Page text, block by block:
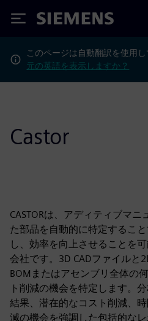
Siemens
このページは自動翻訳を使用し
元の英語を表示しますか？
Castor
CASTORは、アディティブマ
た部品を自動的に特定するこ
し、効率を向上させることを
会社です。3D CADファイルと
BOMまたはアセンブリ全体の
ト削減の機会を特定します。
結果、潜在的なコスト削減、
減の機会を強調した包括的な